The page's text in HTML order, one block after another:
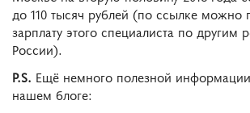
до 110 тысяч рублей (по ссылке можно
зарплату этого специалиста по другим
России).
P.S. Ещё немного полезной
нашем блоге: